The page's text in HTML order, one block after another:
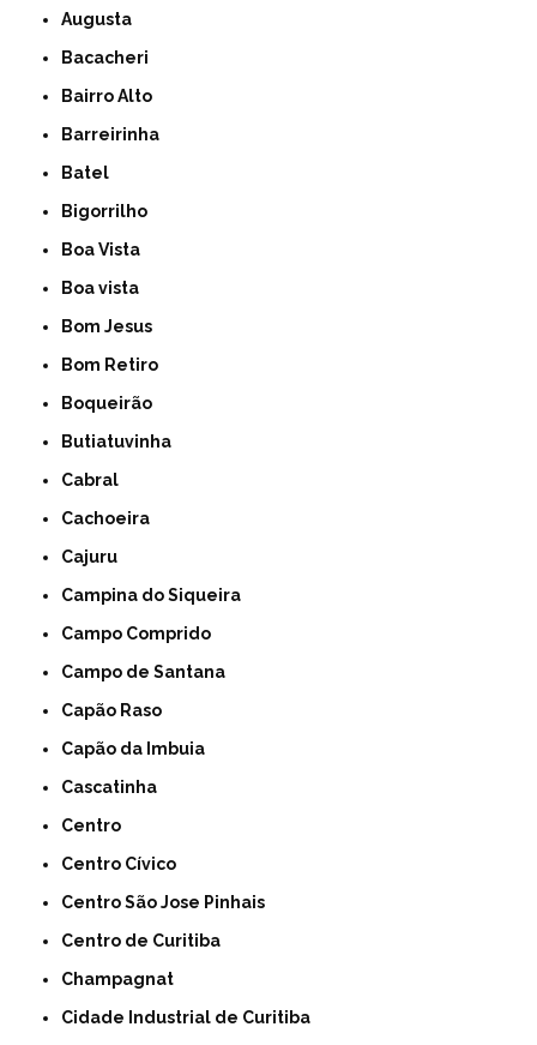
Augusta
Bacacheri
Bairro Alto
Barreirinha
Batel
Bigorrilho
Boa Vista
Boa vista
Bom Jesus
Bom Retiro
Boqueirão
Butiatuvinha
Cabral
Cachoeira
Cajuru
Campina do Siqueira
Campo Comprido
Campo de Santana
Capão Raso
Capão da Imbuia
Cascatinha
Centro
Centro Cívico
Centro São Jose Pinhais
Centro de Curitiba
Champagnat
Cidade Industrial de Curitiba